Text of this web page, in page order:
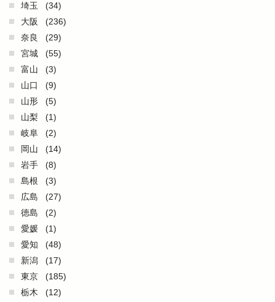
埼玉
(34)
大阪
(236)
奈良
(29)
宮城
(55)
富山
(3)
山口
(9)
山形
(5)
山梨
(1)
岐阜
(2)
岡山
(14)
岩手
(8)
島根
(3)
広島
(27)
徳島
(2)
愛媛
(1)
愛知
(48)
新潟
(17)
東京
(185)
栃木
(12)